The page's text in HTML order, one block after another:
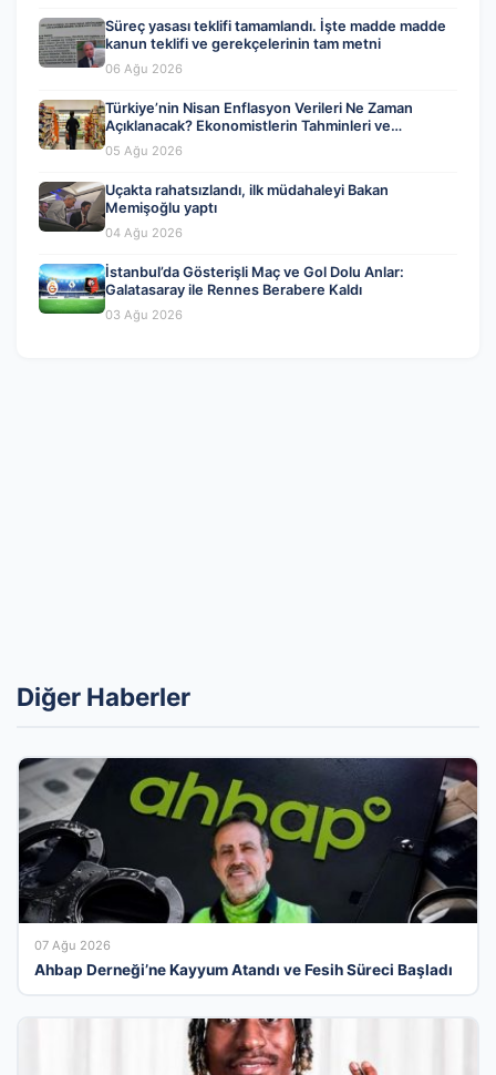
Süreç yasası teklifi tamamlandı. İşte madde madde
kanun teklifi ve gerekçelerinin tam metni
06 Ağu 2026
Türkiye’nin Nisan Enflasyon Verileri Ne Zaman
Açıklanacak? Ekonomistlerin Tahminleri ve
Beklentiler
05 Ağu 2026
Uçakta rahatsızlandı, ilk müdahaleyi Bakan
Memişoğlu yaptı
04 Ağu 2026
İstanbul’da Gösterişli Maç ve Gol Dolu Anlar:
Galatasaray ile Rennes Berabere Kaldı
03 Ağu 2026
Diğer Haberler
07 Ağu 2026
Ahbap Derneği’ne Kayyum Atandı ve Fesih Süreci Başladı